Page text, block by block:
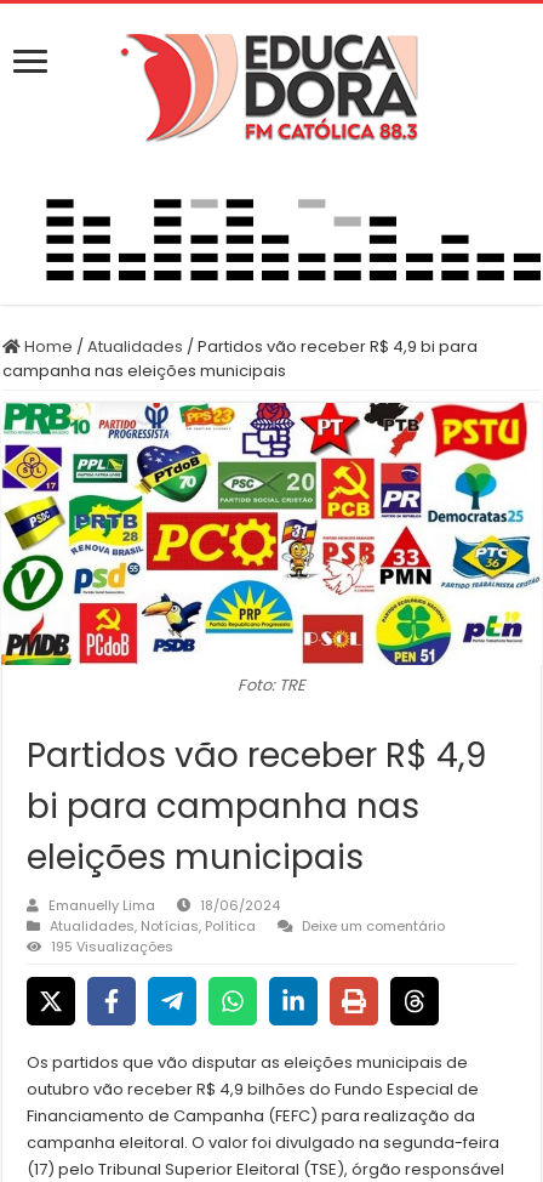
Home /Atualidades /Partidos vão receber R$ 4,9 bi para
campanha nas eleições municipais
Foto: TRE
Partidos vão receber R$ 4,9
bi para campanha nas
eleições municipais
Emanuelly Lima
18/06/2024
Atualidades, Notícias, Política
Deixe um comentário
195 Visualizações
Os partidos que vão disputar as eleições municipais de
outubro vão receber R$ 4,9 bilhões do Fundo Especial de
Financiamento de Campanha (FEFC) para realização da
campanha eleitoral. O valor foi divulgado na segunda-feira
(17) pelo Tribunal Superior Eleitoral (TSE), órgão responsável